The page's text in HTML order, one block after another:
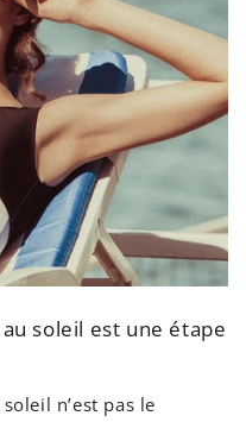
soleil est une étape
n’est pas le